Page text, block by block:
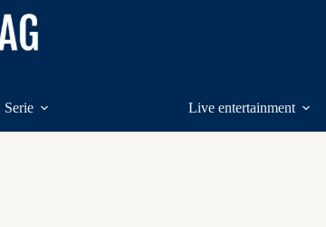
Serie Live entertainment